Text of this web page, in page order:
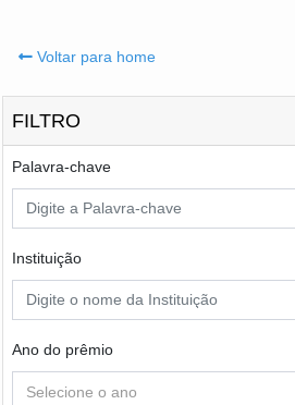
Voltar para home
FILTRO
Palavra-chave
Instituição
Ano do prêmio
Selecione o ano